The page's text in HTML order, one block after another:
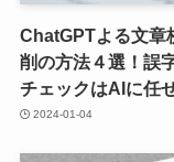
ChatGPTよる文章
削の方法４選！誤
チェックはAIに任
2024-01-04